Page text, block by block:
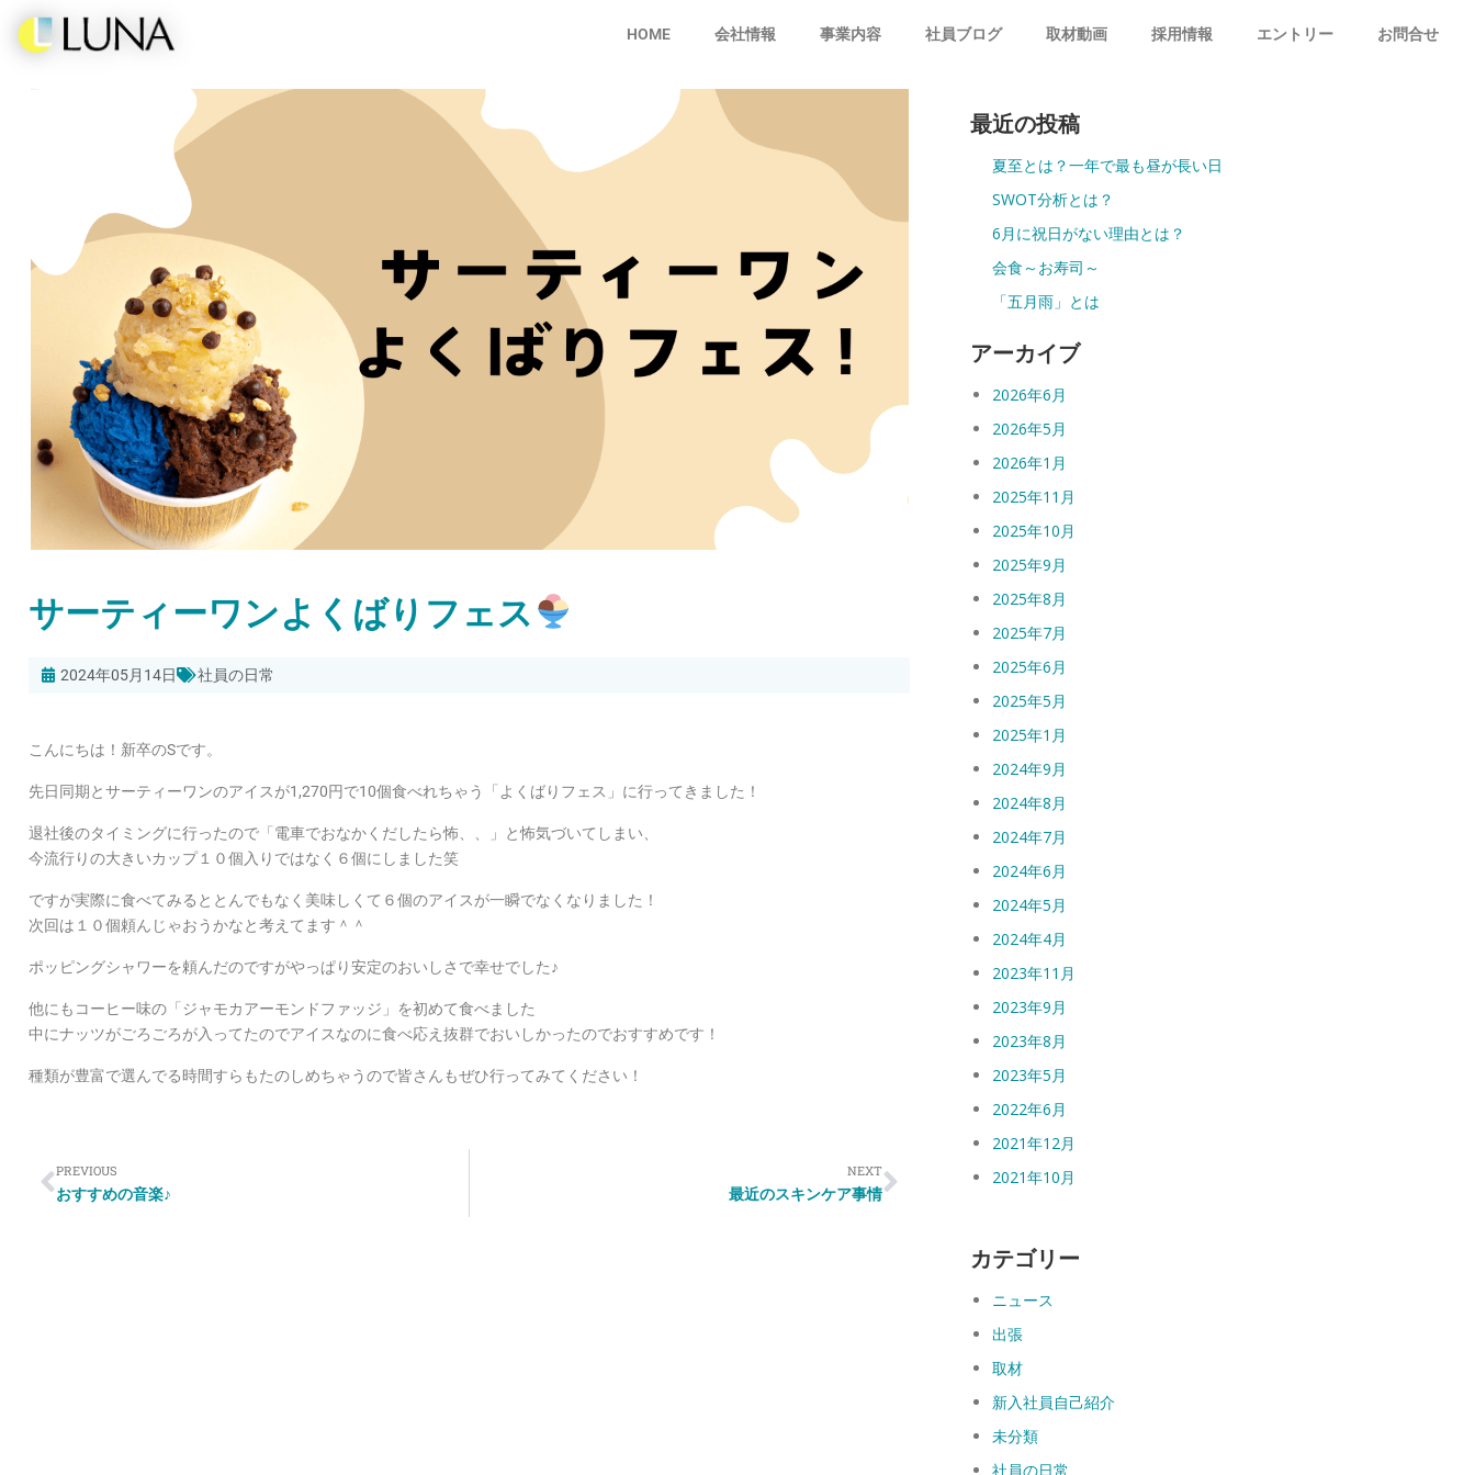
HOME 会社情報 事業内容 社員ブログ 取材動画 採用情報 エントリー お問合せ
サーティーワンよくばりフェス
2024年05月14日 社員の日常
こんにちは！新卒のSです。
先日同期とサーティーワンのアイスが1,270円で10個食べれちゃう「よくばりフェス」に行ってきました！
退社後のタイミングに行ったので「電車でおなかくだしたら怖、、」と怖気づいてしまい、
今流行りの大きいカップ１０個入りではなく６個にしました笑
ですが実際に食べてみるととんでもなく美味しくて６個のアイスが一瞬でなくなりました！
次回は１０個頼んじゃおうかなと考えてます＾＾
ポッピングシャワーを頼んだのですがやっぱり安定のおいしさで幸せでした♪
他にもコーヒー味の「ジャモカアーモンドファッジ」を初めて食べました
中にナッツがごろごろが入ってたのでアイスなのに食べ応え抜群でおいしかったのでおすすめです！
種類が豊富で選んでる時間すらもたのしめちゃうので皆さんもぜひ行ってみてください！
PREVIOUS
おすすめの音楽♪
NEXT
最近のスキンケア事情
最近の投稿
夏至とは？一年で最も昼が長い日
SWOT分析とは？
6月に祝日がない理由とは？
会食～お寿司～
「五月雨」とは
アーカイブ
2026年6月
2026年5月
2026年1月
2025年11月
2025年10月
2025年9月
2025年8月
2025年7月
2025年6月
2025年5月
2025年1月
2024年9月
2024年8月
2024年7月
2024年6月
2024年5月
2024年4月
2023年11月
2023年9月
2023年8月
2023年5月
2022年6月
2021年12月
2021年10月
カテゴリー
ニュース
出張
取材
新入社員自己紹介
未分類
社員の日常